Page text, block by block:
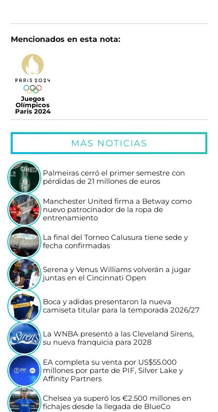
Mencionados en esta nota:
Juegos
Olímpicos
Paris 2024
MÁS NOTICIAS
Palmeiras cerró el primer semestre con
pérdidas de 21 millones de euros
Manchester United firma a Betway como
nuevo patrocinador de la ropa de
entrenamiento
La final del Torneo Calusura tiene sede y
fecha confirmadas
Serena y Venus Williams volverán a jugar
juntas en el Cincinnati Open
Boca y adidas presentaron la nueva
camiseta titular para la temporada 2026/27
La WNBA presentó a las Cleveland Sirens,
su nueva franquicia para 2028
EA completa su venta por US$55.000
millones por parte de PIF, Silver Lake y
Affinity Partners
Chelsea ya superó los €2.500 millones en
fichajes desde la llegada de BlueCo